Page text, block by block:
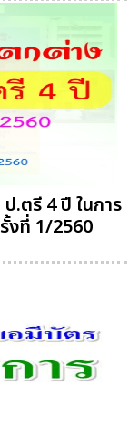
.ตรี 4 ปี ในการ
งที่ 1/2560